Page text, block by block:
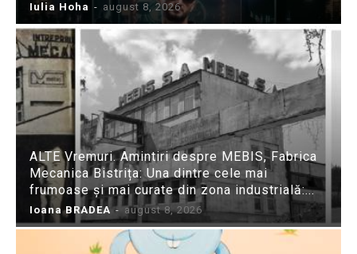
Iulia Hoha - august 8, 2026
ALTE Vremuri. Amintiri despre MEBIS, Fabrica
Mecanica Bistrița: Una dintre cele mai
frumoase și mai curate din zona industrială:...
Ioana BRADEA - august 8, 2026